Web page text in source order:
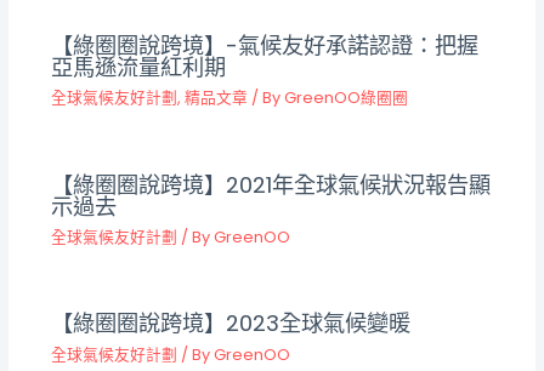
【綠圈圈說跨境】-氣候友好承諾認證：把握
亞馬遜流量紅利期
全球氣候友好計劃, 精品文章 / ByGreenOO綠圈圈
【綠圈圈說跨境】2021年全球氣候狀況報告顯
示過去
全球氣候友好計劃 / ByGreenOO
【綠圈圈說跨境】2023全球氣候變暖
全球氣候友好計劃 / ByGreenOO